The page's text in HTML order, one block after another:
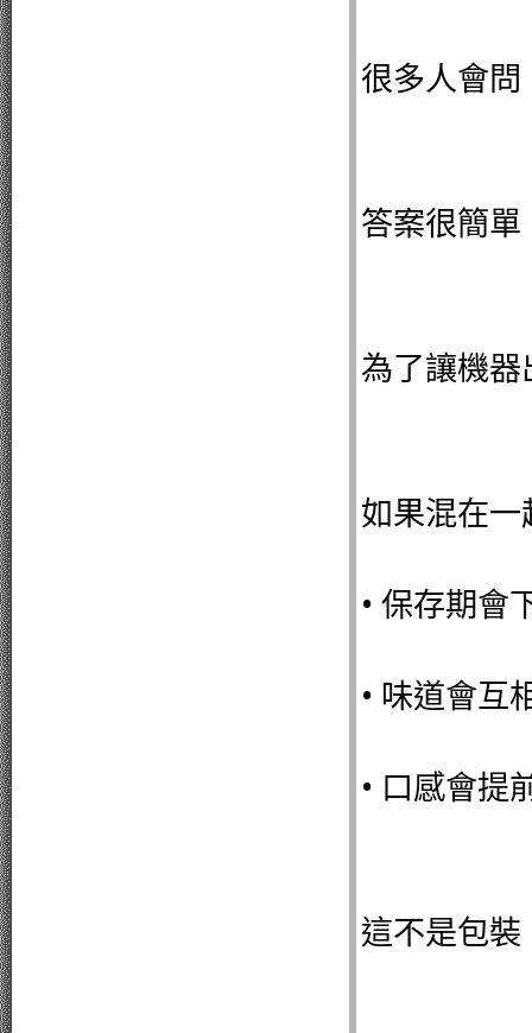
很多人會
答案很簡單
為了讓機
如果混在一
• 保存期會
• 味道會互
• 口感會提
這不是包